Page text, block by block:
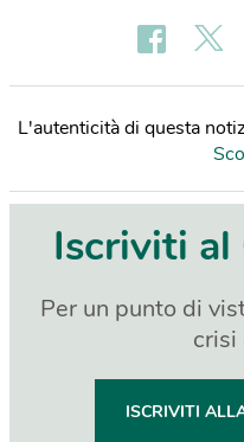
L'autenticità di questa
Iscriviti al
Per un punto di
crisi
ISCRIVITI